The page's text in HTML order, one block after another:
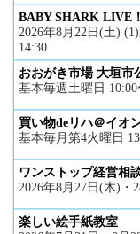
BABY SHARK LIVE
2026年8月22日(土)
14:30
おおがき市場 大垣市
基本毎週土曜日 10:00
買い物deリハ＠イオ
基本毎月第4火曜日
ワンストップ経営相
2026年8月27日(木)・
楽しい絵手紙教室